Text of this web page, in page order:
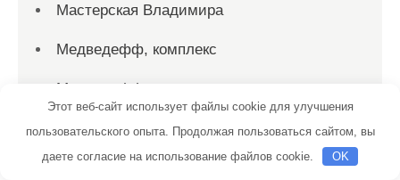
Мастерская Владимира
Медведефф, комплекс
Медведефф, комплекс
Медведефф, комплекс
Этот веб-сайт использует файлы cookie для улучшения
пользовательского опыта. Продолжая пользоваться сайтом, вы
даете согласие на использование файлов cookie.
OK